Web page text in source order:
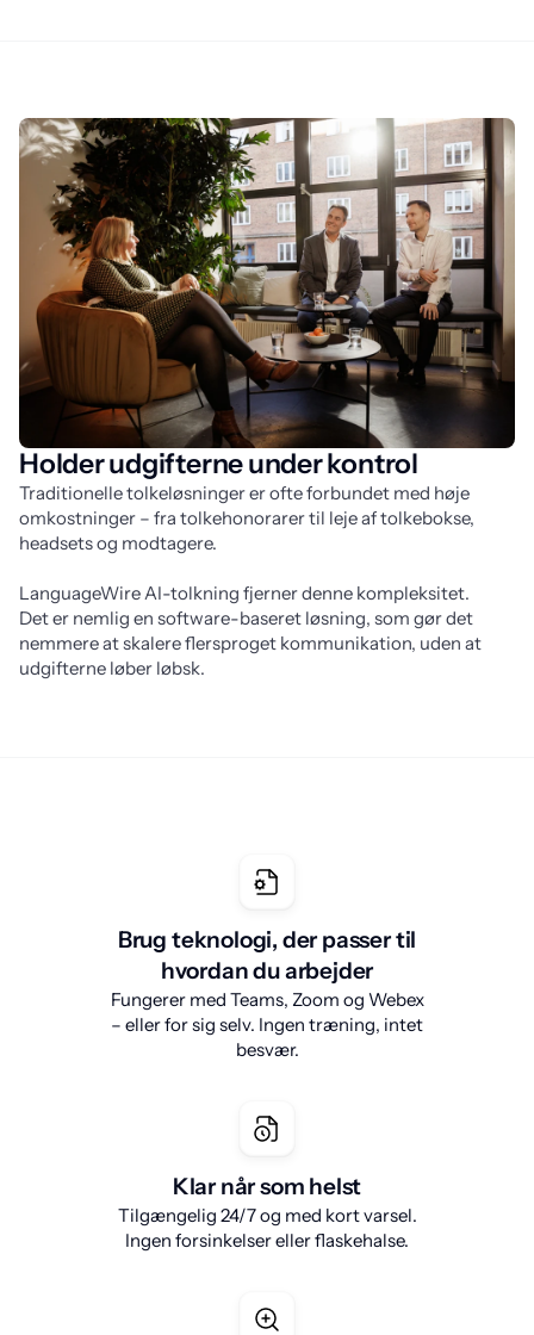
Holder udgifterne under kontrol
Traditionelle tolkeløsninger er ofte forbundet med høje
omkostninger – fra tolkehonorarer til leje af tolkebokse,
headsets og modtagere.
LanguageWire AI-tolkning fjerner denne kompleksitet.
Det er nemlig en software-baseret løsning, som gør det
nemmere at skalere flersproget kommunikation, uden at
udgifterne løber løbsk.
Brug teknologi, der passer til
hvordan du arbejder
Fungerer med Teams, Zoom og Webex
– eller for sig selv. Ingen træning, intet
besvær.
Klar når som helst
Tilgængelig 24/7 og med kort varsel.
Ingen forsinkelser eller flaskehalse.